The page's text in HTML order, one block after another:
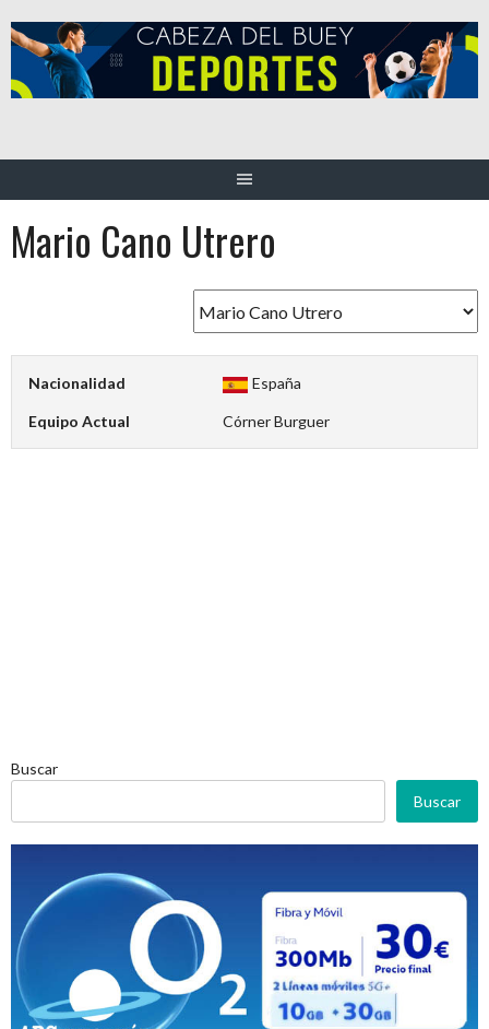
al
contenido
Mario Cano Utrero
Nacionalidad España
Equipo Actual Córner Burguer
Buscar
Buscar